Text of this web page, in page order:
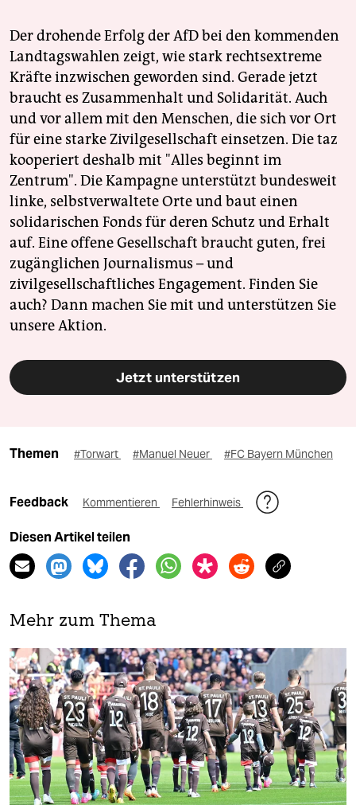
Der drohende Erfolg der AfD bei den kommenden
Landtagswahlen zeigt, wie stark rechtsextreme
Kräfte inzwischen geworden sind. Gerade jetzt
braucht es Zusammenhalt und Solidarität. Auch
und vor allem mit den Menschen, die sich vor Ort
für eine starke Zivilgesellschaft einsetzen. Die taz
kooperiert deshalb mit "Alles beginnt im
Zentrum". Die Kampagne unterstützt bundesweit
linke, selbstverwaltete Orte und baut einen
solidarischen Fonds für deren Schutz und Erhalt
auf. Eine offene Gesellschaft braucht guten, frei
zugänglichen Journalismus – und
zivilgesellschaftliches Engagement. Finden Sie
auch? Dann machen Sie mit und unterstützen Sie
unsere Aktion.
Jetzt unterstützen
Themen #Torwart #Manuel Neuer #FC Bayern München
Feedback Kommentieren Fehlerhinweis
Diesen Artikel teilen
Mehr zum Thema